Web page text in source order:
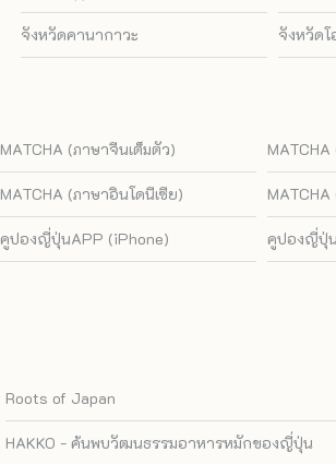
จังหวัดคานากาวะ จังหวัด
MATCHA (ภาษาจีนเต็มตัว)
MATCHA (ภาษาอินโดนีเซีย)
คูปองญี่ปุ่นAPP (iPhone) คูปองญี่ปุ่
Roots of Japan
HAKKO - ค้นพบวัฒนธรรมอาหารหมักของญี่ปุ่น